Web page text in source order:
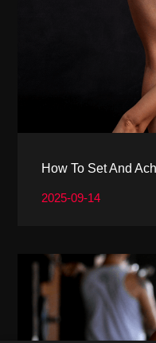
How To Set And
2025-09-14